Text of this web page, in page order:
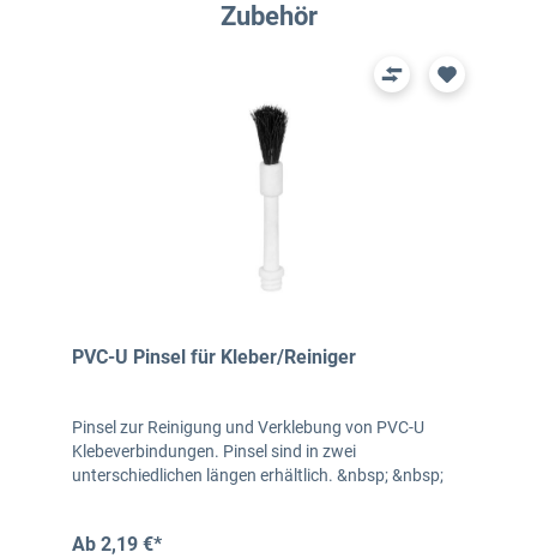
Produktgalerie überspringen
Zubehör
PVC-U Pinsel für Kleber/Reiniger
Pinsel zur Reinigung und Verklebung von PVC-U
Klebeverbindungen. Pinsel sind in zwei
unterschiedlichen längen erhältlich. &nbsp; &nbsp;
Ab 2,19 €*